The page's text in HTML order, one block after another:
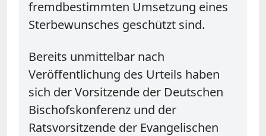
fremdbestimmten Umsetzung eines
Sterbewunsches geschützt sind.
Bereits unmittelbar nach
Veröffentlichung des Urteils haben
sich der Vorsitzende der Deutschen
Bischofskonferenz und der
Ratsvorsitzende der Evangelischen